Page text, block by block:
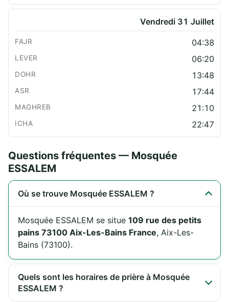
Vendredi 31 Juillet
04:38
06:20
13:48
17:44
21:10
22:47
Questions fréquentes — Mosquée
ESSALEM
Où se trouve Mosquée ESSALEM ?
Mosquée ESSALEM se situe 109 rue des petits
pains 73100 Aix-Les-Bains France, Aix-Les-
Bains (73100).
Quels sont les horaires de prière à Mosquée
ESSALEM ?